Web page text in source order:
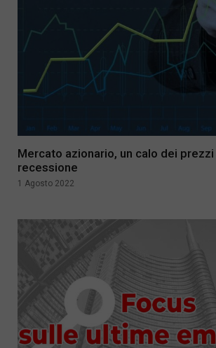
Mercato azionario, un calo dei
recessione
1 Agosto 2022